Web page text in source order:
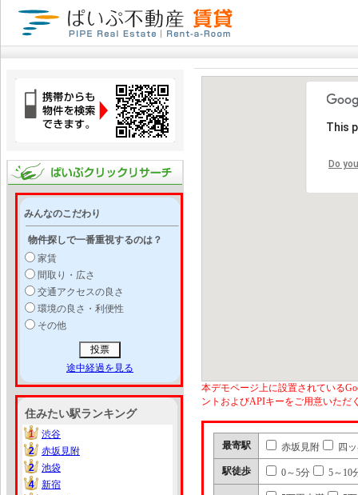
みんなのこだわり
物件探しで一番重視するのは？
家賃
間取り・広さ
交通アクセスの良さ
環境の良さ・利便性
その他
途中経過を見る
住みたい駅ランキング
1
1
渋谷
2
2
赤坂見附
2
2
池袋
4
4
新宿
This
Do
本デモページ上に設置されている
ントおよびAPIキーをご用意いただ
最寄駅 赤坂見附 四
駅徒歩 0～5分 5～10